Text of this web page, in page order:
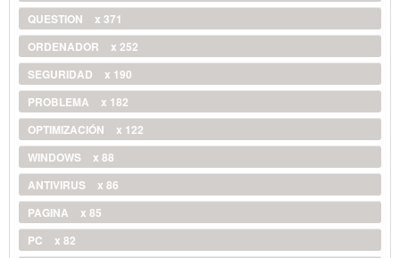
QUESTION
x 371
ORDENADOR
x 252
SEGURIDAD
x 190
PROBLEMA
x 182
OPTIMIZACIÓN
x 122
WINDOWS
x 88
ANTIVIRUS
x 86
PAGINA
x 85
PC
x 82